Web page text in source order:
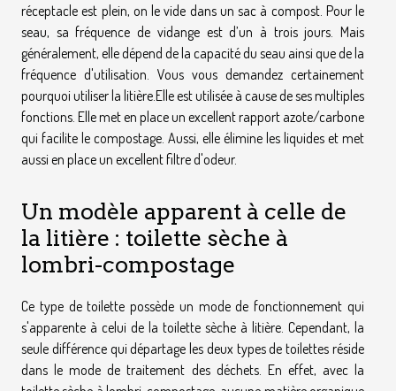
réceptacle est plein, on le vide dans un sac à compost. Pour le
seau, sa fréquence de vidange est d’un à trois jours. Mais
généralement, elle dépend de la capacité du seau ainsi que de la
fréquence d'utilisation. Vous vous demandez certainement
pourquoi utiliser la litière.Elle est utilisée à cause de ses multiples
fonctions. Elle met en place un excellent rapport azote/carbone
qui facilite le compostage. Aussi, elle élimine les liquides et met
aussi en place un excellent filtre d'odeur.
Un modèle apparent à celle de
la litière : toilette sèche à
lombri-compostage
Ce type de toilette possède un mode de fonctionnement qui
s'apparente à celui de la toilette sèche à litière. Cependant, la
seule différence qui départage les deux types de toilettes réside
dans le mode de traitement des déchets. En effet, avec la